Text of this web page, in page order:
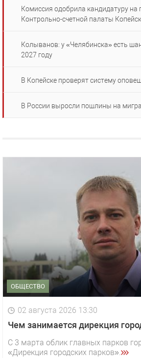
Комиссия одобрила кандидатуру на
Контрольно-счетной палаты
Колыванов: у «Челябинска» есть
2027 году
В Копейске проверят систему
В России выросли пошлины на
ОБЩЕСТВО
02 августа 2026 13:30
Чем занимается дирекция
С 3 марта облик главных парков
«Дирекция городских парков».